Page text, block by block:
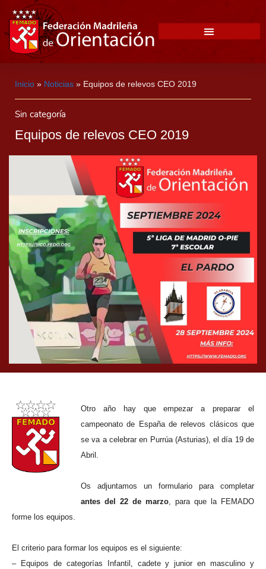
Inicio » Noticias » Equipos de relevos CEO 2019
Sin categoría
Equipos de relevos CEO 2019
Otro año hay que empezar a preparar el
campeonato de España de relevos clásicos que
se va a celebrar en Purrúa (Asturias), el día 19 de
Abril.
Os adjuntamos un formulario para completar
antes del 22 de marzo, para que la FEMADO
forme los equipos.
El criterio para formar los equipos es el siguiente:
– Equipos de categorías Infantil, cadete y junior en masculino y